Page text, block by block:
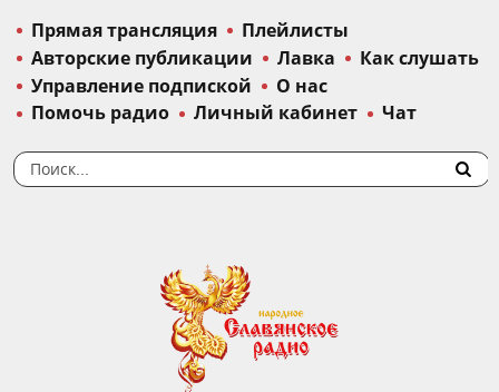
Прямая трансляция
Плейлисты
Авторские публикации
Лавка
Как слушать
Управление подпиской
О нас
Помочь радио
Личный кабинет Чат